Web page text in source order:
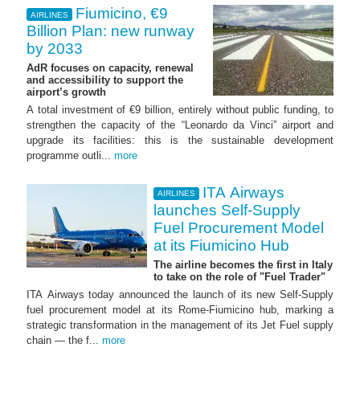
AIRLINES
Fiumicino, €9
Billion Plan: new runway
by 2033
AdR focuses on capacity, renewal
and accessibility to support the
airport’s growth
A total investment of €9 billion, entirely without public funding, to
strengthen the capacity of the “Leonardo da Vinci” airport and
upgrade its facilities: this is the sustainable development
programme outli... more
AIRLINES
ITA Airways
launches Self-Supply
Fuel Procurement Model
at its Fiumicino Hub
The airline becomes the first in Italy
to take on the role of "Fuel Trader"
ITA Airways today announced the launch of its new Self-Supply
fuel procurement model at its Rome-Fiumicino hub, marking a
strategic transformation in the management of its Jet Fuel supply
chain — the f... more